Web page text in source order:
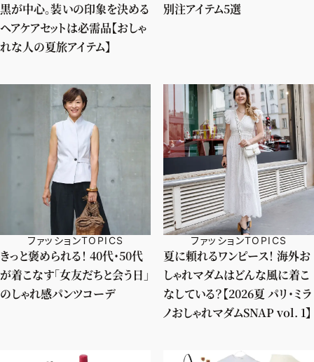
黒が中心。装いの印象を決める
ヘアケアセットは必需品【おしゃ
れな人の夏旅アイテム】
別注アイテム5選
ファッションTOPICS
きっと褒められる！ 40代・50代
が着こなす「女友だちと会う日」
のしゃれ感パンツコーデ
ファッションTOPICS
夏に頼れるワンピース！ 海外お
しゃれマダムはどんな風に着こ
なしている？【2026夏 パリ・ミラ
ノおしゃれマダムSNAP vol. 1】